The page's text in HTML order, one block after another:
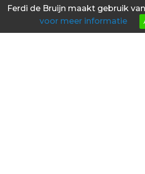
Ferdi de Bruijn maakt gebruik
voor meer informatie